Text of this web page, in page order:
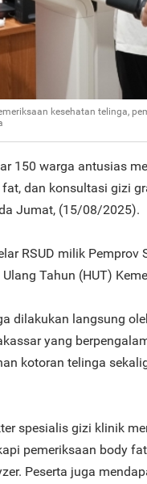
kesehatan telinga,
150 warga antusias
dan konsultasi gizi
Jumat, (15/08/2025).
RSUD milik
Tahun (HUT)
dilakukan langsung
yang
kotoran telinga
spesialis gizi klinik
pemeriksaan body
Peserta juga